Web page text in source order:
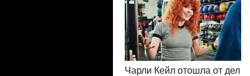
Чарли Кейл отошла от дел